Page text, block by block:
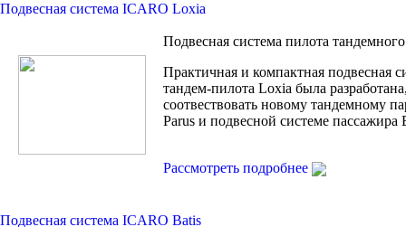
Подвесная система ICARO Loxia
Подвесная система пилота
Практичная и компактная подвесная
тандем-пилота Loxia была
соотвествовать новому тандемному
Parus и подвесной системе пассажира
Рассмотреть подробнее
Подвесная система ICARO Batis